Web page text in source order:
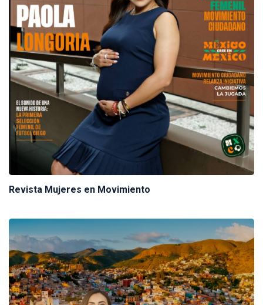
Revista Mujeres en Movimiento